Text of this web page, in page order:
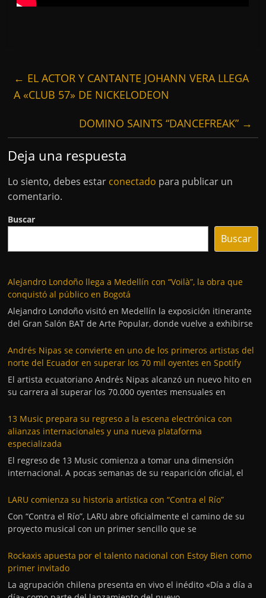
← EL ACTOR Y CANTANTE JOHANN VERA LLEGA
A «CLUB 57» DE NICKELODEON
DOMINO SAINTS “DANCEFREAK” →
Deja una respuesta
Lo siento, debes estar conectado para publicar un
comentario.
Buscar
Buscar
Alejandro Londoño llega a Medellín con “Voilà”, la obra que
conquistó al público en Bogotá
Alejandro Londoño visitó en Medellín la exposición itinerante
del Gran Salón BAT de Arte Popular, donde vuelve a exhibirse
Andrés Nipas se convierte en uno de los primeros artistas del
norte del Ecuador en superar los 70 mil oyentes en Spotify
El artista ecuatoriano Andrés Nipas alcanzó un nuevo hito en
su carrera al superar los 70.000 oyentes mensuales en
13 Music prepara su regreso a la escena electrónica con
alianzas internacionales y una nueva plataforma
especializada
El regreso de 13 Music comienza a tomar una dimensión
internacional. A pocas semanas de su reaparición oficial, el
LARU comienza su historia artística con “Contra el Río”
Con “Contra el Río”, LARU abre oficialmente el camino de su
proyecto musical con un primer sencillo que se
Rockaxis apuesta por el talento nacional con Estoy Bien como
primer invitado
La agrupación chilena presenta en vivo el inédito «Día a día a